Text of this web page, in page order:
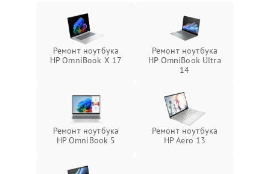
Ремонт ноутбука
HP OmniBook X 17
Ремонт ноутбука
HP OmniBook Ultra
14
Ремонт ноутбука
HP OmniBook 5
Ремонт ноутбука
HP Aero 13